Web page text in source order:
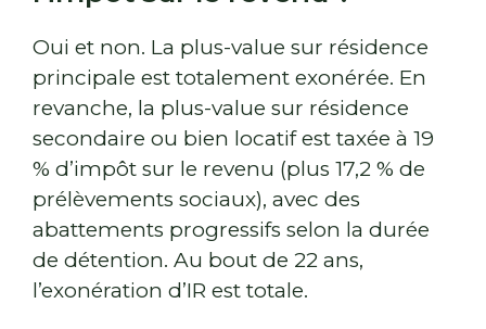
Oui et non. La plus-value sur résidence
principale est totalement exonérée. En
revanche, la plus-value sur résidence
secondaire ou bien locatif est taxée à 19
% d’impôt sur le revenu (plus 17,2 % de
prélèvements sociaux), avec des
abattements progressifs selon la durée
de détention. Au bout de 22 ans,
l’exonération d’IR est totale.